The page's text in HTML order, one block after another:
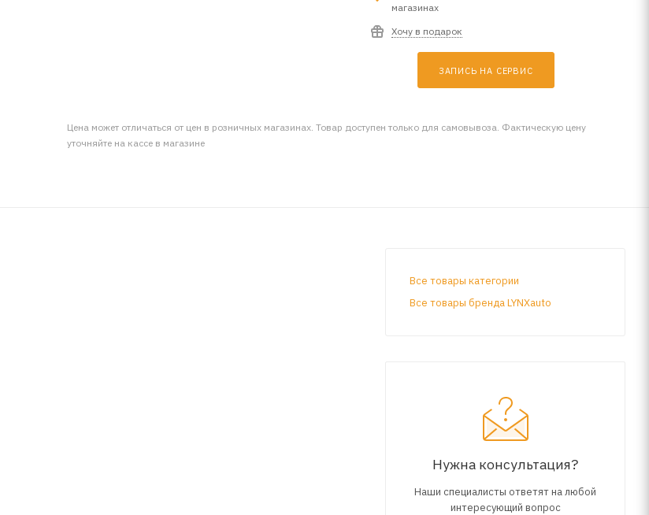
магазинах
Хочу в подарок
ЗАПИСЬ НА СЕРВИС
Цена может отличаться от цен в розничных магазинах. Товар доступен только для самовывоза. Фактическую цену
уточняйте на кассе в магазине
Все товары категории
Все товары бренда LYNXauto
Нужна консультация?
Наши специалисты ответят на любой
интересующий вопрос